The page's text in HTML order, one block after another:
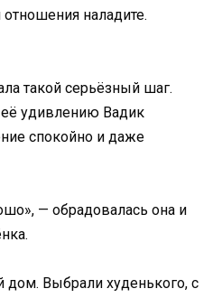
отношения наладите.
такой серьёзный шаг.
удивлению Вадик
спокойно и даже
— обрадовалась она и
дом. Выбрали худенького, с